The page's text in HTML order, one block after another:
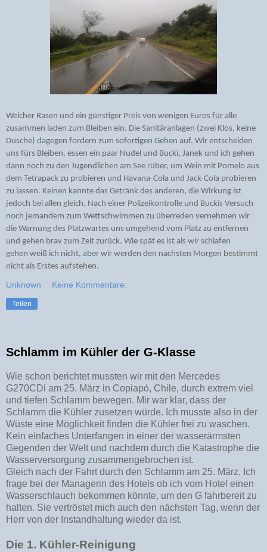
Weicher Rasen und ein günstiger Preis von wenigen Euros für alle
zusammen laden zum Bleiben ein. Die Sanitäranlagen (zwei Klos, keine
Dusche) dagegen fordern zum sofortigen Gehen auf. Wir entscheiden
uns fürs Bleiben, essen ein paar Nudel und Bucki, Janek und ich gehen
dann noch zu den Jugendlichen am See rüber, um Wein mit Pomelo aus
dem Tetrapack zu probieren und Havana-Cola und Jack-Cola probieren
zu lassen. Keinen kannte das Getränk des anderen, die Wirkung ist
jedoch bei allen gleich. Nach einer Polizeikontrolle und Buckis Versuch
noch jemandem zum Wettschwimmen zu überreden vernehmen wir
die Warnung des Platzwartes uns umgehend vom Platz zu entfernen
und gehen brav zum Zelt zurück. Wie spät es ist als wir schlafen
gehen weiß ich nicht, aber wir werden den nächsten Morgen bestimmt
nicht als Erstes aufstehen.
Unknown Keine Kommentare:
Teilen
Schlamm im Kühler der G-Klasse
Wie schon berichtet mussten wir mit den Mercedes
G270CDi am 25. März in Copiapó, Chile, durch extrem viel
und tiefen Schlamm bewegen. Mir war klar, dass der
Schlamm die Kühler zusetzen würde. Ich musste also in der
Wüste eine Möglichkeit finden die Kühler frei zu waschen.
Kein einfaches Unterfangen in einer der wasserärmsten
Gegenden der Welt und nachdem durch die Katastrophe die
Wasserversorgung zusammengebrochen ist.
Gleich nach der Fahrt durch den Schlamm am 25. März, Ich
frage bei der Managerin des Hotels ob ich vom Hotel einen
Wasserschlauch bekommen könnte, um den G fahrbereit zu
halten. Sie vertröstet mich auch den nächsten Tag, wenn der
Herr von der Instandhaltung wieder da ist.
Die 1. Kühler-Reinigung